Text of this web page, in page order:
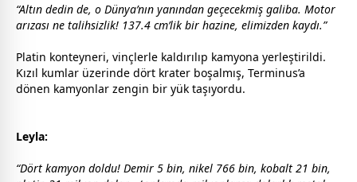
“Altın dedin de, o Dünya’nın yanından geçecekmiş galiba. Motor
arızası ne talihsizlik! 137.4 cm’lik bir hazine, elimizden kaydı.”
Platin konteyneri, vinçlerle kaldırılıp kamyona yerleştirildi.
Kızıl kumlar üzerinde dört krater boşalmış, Terminus’a
dönen kamyonlar zengin bir yük taşıyordu.
Leyla:
“Dört kamyon doldu! Demir 5 bin, nikel 766 bin, kobalt 21 bin,